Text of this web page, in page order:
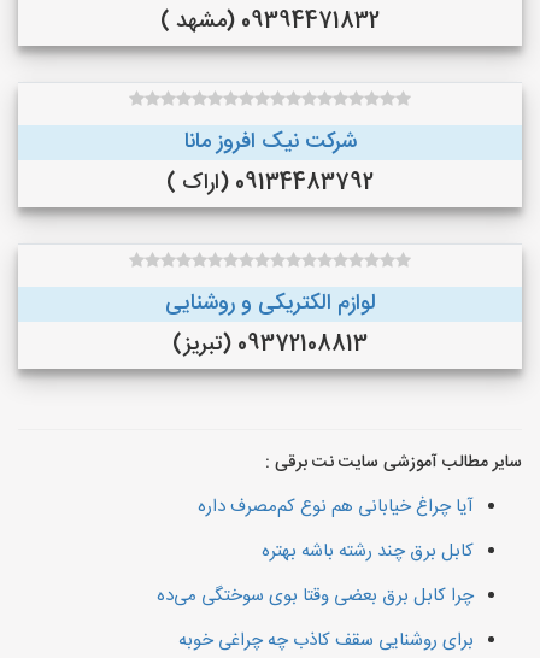
09394471832 (مشهد )
شرکت نیک افروز مانا
09134483792 (اراک )
لوازم الکتریکی و روشنایی
09372108813 (تبریز)
سایر مطالب آموزشی سایت نت برقی :
آیا چراغ خیابانی هم نوع کم‌مصرف داره
کابل برق چند رشته باشه بهتره
چرا کابل برق بعضی وقتا بوی سوختگی می‌ده
برای روشنایی سقف کاذب چه چراغی خوبه